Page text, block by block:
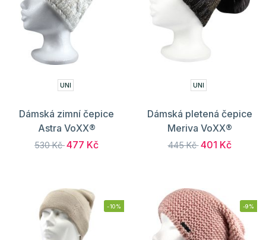
UNI
Dámská zimní čepice
Astra VoXX®
530 Kč477 Kč
UNI
Dámská pletená čepice
Meriva VoXX®
445 Kč 401 Kč
-10% -9%